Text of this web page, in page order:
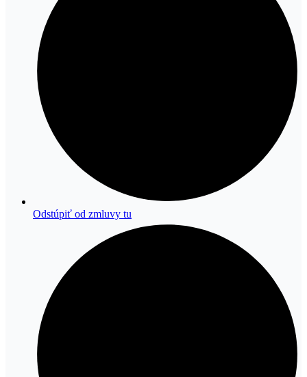
Odstúpiť od zmluvy tu